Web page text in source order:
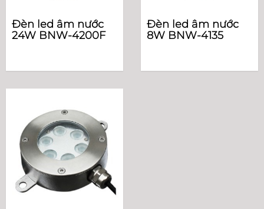
Đèn led âm nước
24W BNW-4200F
Đèn led âm nước
8W BNW-4135